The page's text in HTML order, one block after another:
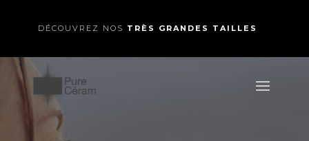
DÉCOUVREZ NOS TRÈS GRANDES TAILLES